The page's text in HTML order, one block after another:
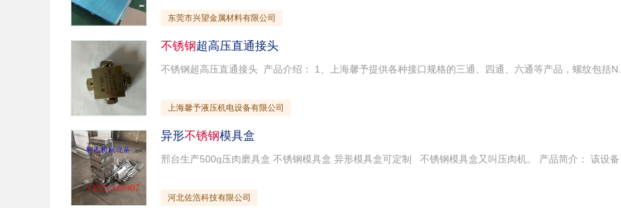
东莞市兴望金属材料有限公司
不锈钢超高压直通接头
不锈钢超高压直通接头 产品介绍： 1、
上海馨予液压机电设备有限公司
异形不锈钢模具盒
河北佐浩科技有限公司